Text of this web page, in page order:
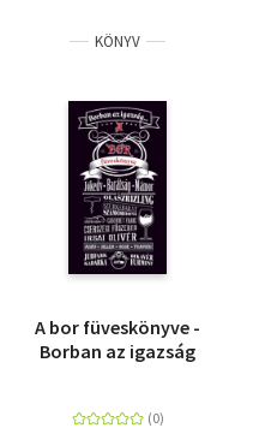
KÖNYV
A bor füveskönyve -
Borban az igazság